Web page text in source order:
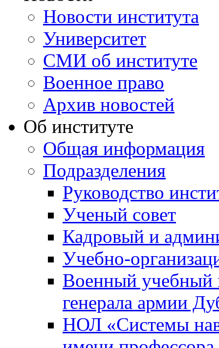
Новости института
Университет
СМИ об институте
Военное право
Архив новостей
Об институте
Общая информация
Подразделения
Руководство
Ученый совет
Кадровый и
Учебно-
Военный учебный
генерала армии
НОЛ «Системы